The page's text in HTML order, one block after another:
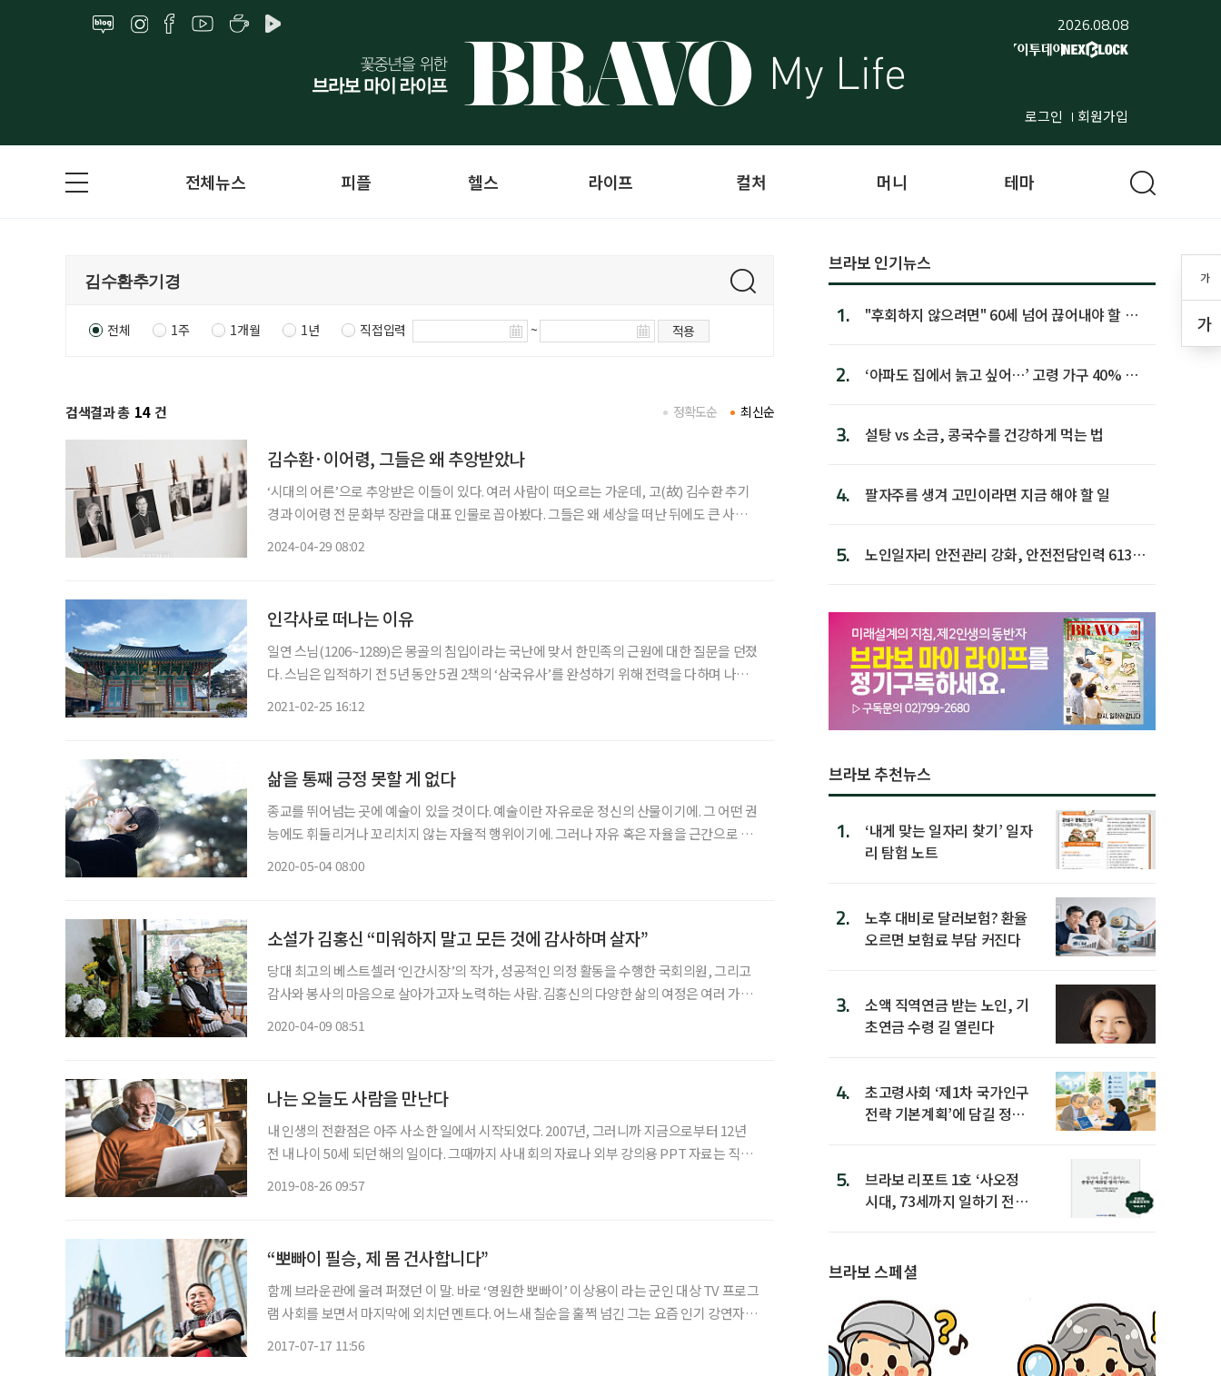
2026.08.08
로그인 회원가입
가
가
전체뉴스 피플 헬스 라이프 컬처 머니 테마
전체 1주 1개월 1년 직접입력 ~ 적용
검색결과 총 14 건 최신순
정확도순
김수환·이어령, 그들은 왜 추앙받았나
‘시대의 어른’으로 추앙받은 이들이 있다. 여러 사람이 떠오르는 가운데, 고(故) 김수환 추기
경과 이어령 전 문화부 장관을 대표 인물로 꼽아봤다. 그들은 왜 세상을 떠난 뒤에도 큰 사람으
2024-04-29 08:02
인각사로 떠나는 이유
일연 스님(1206~1289)은 몽골의 침입이라는 국난에 맞서 한민족의 근원에 대한 질문을 던졌
다. 스님은 입적하기 전 5년 동안 5권 2책의 ‘삼국유사’를 완성하기 위해 전력을 다하며 나름
2021-02-25 16:12
삶을 통째 긍정 못할 게 없다
종교를 뛰어넘는 곳에 예술이 있을 것이다. 예술이란 자유로운 정신의 산물이기에. 그 어떤 권
능에도 휘둘리거나 꼬리치지 않는 자율적 행위이기에. 그러나 자유 혹은 자율을 근간으로 삼
2020-05-04 08:00
소설가 김홍신 “미워하지 말고 모든 것에 감사하며 살자”
당대 최고의 베스트셀러 ‘인간시장’의 작가, 성공적인 의정 활동을 수행한 국회의원, 그리고
감사와 봉사의 마음으로 살아가고자 노력하는 사람. 김홍신의 다양한 삶의 여정은 여러 가지
2020-04-09 08:51
나는 오늘도 사람을 만난다
내 인생의 전환점은 아주 사소한 일에서 시작되었다. 2007년, 그러니까 지금으로부터 12년
전 내 나이 50세 되던 해의 일이다. 그때까지 사내 회의 자료나 외부 강의용 PPT 자료는 직원
2019-08-26 09:57
“뽀빠이 필승, 제 몸 건사합니다”
함께 브라운관에 울려 퍼졌던 이 말. 바로 ‘영원한 뽀빠이’ 이상용이 라는 군인 대상 TV 프로그
램 사회를 보면서 마지막에 외치던 멘트다. 어느새 칠순을 훌쩍 넘긴 그는 요즘 인기 강연자로
2017-07-17 11:56
브라보 인기뉴스
1.
"후회하지 않으려면" 60세 넘어 끊어내야 할 사
2.
‘아파도 집에서 늙고 싶어…’ 고령 가구 40% 노
3. 설탕 vs 소금, 콩국수를 건강하게 먹는 법
4. 팔자주름 생겨 고민이라면 지금 해야 할 일
5.
노인일자리 안전관리 강화, 안전전담인력 613명
브라보 추천뉴스
1.
‘내게 맞는 일자리 찾기’ 일자
리 탐험 노트
2.
노후 대비로 달러보험? 환율
오르면 보험료 부담 커진다
3.
소액 직역연금 받는 노인, 기
초연금 수령 길 열린다
4.
초고령사회 ‘제1차 국가인구
전략 기본계획’에 담길 정책
5.
브라보 리포트 1호 ‘사오정
시대, 73세까지 일하기 전략’
브라보 스페셜